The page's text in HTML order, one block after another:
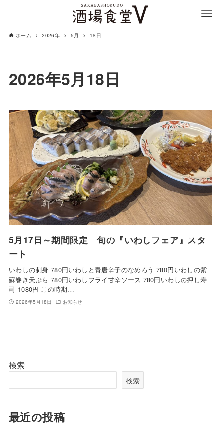
ホーム 2026年 5月 18日
2026年5月18日
5月17日～期間限定 旬の『いわしフェア』スタ
ート
いわしの刺身 780円いわしと青唐辛子のなめろう 780円いわしの紫
蘇巻き天ぷら 780円いわしフライ甘辛ソース 780円いわしの押し寿
司 1080円 この時期…
2026年5月18日 お知らせ
検索
検索
最近の投稿